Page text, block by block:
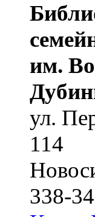
им.
ул.
114
338-